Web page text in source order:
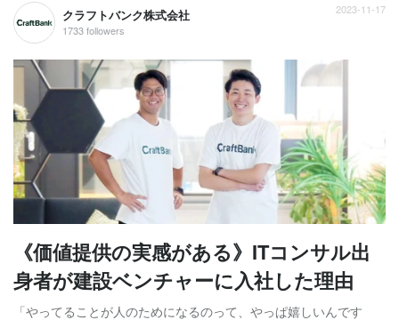
クラフトバンク株式会社
1733 followers
2023-11-17
《価値提供の実感がある》ITコンサル出
身者が建設ベンチャーに入社した理由
「やってることが人のためになるのって、やっぱ嬉しいんです